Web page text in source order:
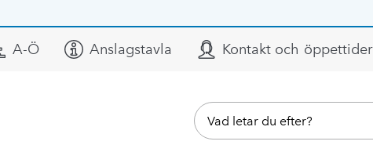
A-Ö Anslagstavla Kontakt och öppettider